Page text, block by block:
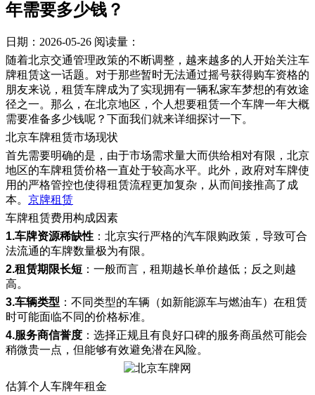
年需要多少钱？
日期：2026-05-26 阅读量：
随着北京交通管理政策的不断调整，越来越多的人开始关注车
牌租赁这一话题。对于那些暂时无法通过摇号获得购车资格的
朋友来说，租赁车牌成为了实现拥有一辆私家车梦想的有效途
径之一。那么，在北京地区，个人想要租赁一个车牌一年大概
需要准备多少钱呢？下面我们就来详细探讨一下。
北京车牌租赁市场现状
首先需要明确的是，由于市场需求量大而供给相对有限，北京
地区的车牌租赁价格一直处于较高水平。此外，政府对车牌使
用的严格管控也使得租赁流程更加复杂，从而间接推高了成
本。 京牌租赁
车牌租赁费用构成因素
1.车牌资源稀缺性 ：北京实行严格的汽车限购政策，导致可合
法流通的车牌数量极为有限。
2.租赁期限长短 ：一般而言，租期越长单价越低；反之则越
高。
3.车辆类型 ：不同类型的车辆（如新能源车与燃油车）在租赁
时可能面临不同的价格标准。
4.服务商信誉度 ：选择正规且有良好口碑的服务商虽然可能会
稍微贵一点，但能够有效避免潜在风险。
估算个人车牌年租金